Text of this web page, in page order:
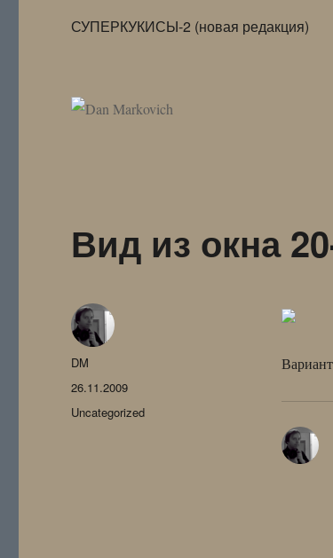
СУПЕРКУКИСЫ-2 (новая редакция)
Вид из окна
Автор
DM
Опубликовано
26.11.2009
Рубрики
Uncategorized